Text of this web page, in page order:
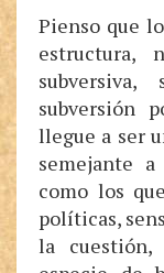
Pienso que
estructura,
subversión
llegue a ser
semejante
como los
políticas,
la cuestión,